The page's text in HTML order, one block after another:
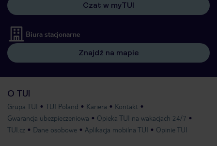
Czat w myTUI
Biura stacjonarne
Znajdź na mapie
O TUI
Grupa TUI TUI Poland Kariera
Kontakt
Gwarancja ubezpieczeniowa
Opieka TUI na wakacjach 24/7
TUI.cz
Dane osobowe Aplikacja mobilna TUI Opinie TUI